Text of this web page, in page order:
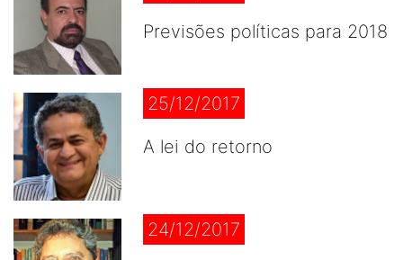
Previsões políticas para 2018
25/12/2017
A lei do retorno
24/12/2017